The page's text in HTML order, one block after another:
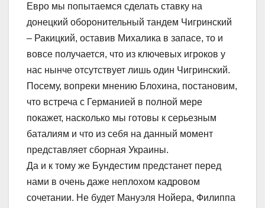
Евро мы попытаемся сделать ставку на
донецкий оборонительный тандем Чигринский
– Ракицкий, оставив Михалика в запасе, то и
вовсе получается, что из ключевых игроков у
нас нынче отсутствует лишь один Чигринский.
Посему, вопреки мнению Блохина, постановим,
что встреча с Германией в полной мере
покажет, насколько мы готовы к серьезным
баталиям и что из себя на данный момент
представляет сборная Украины.
Да и к тому же Бундестим предстанет перед
нами в очень даже неплохом кадровом
сочетании. Не будет Мануэля Нойера, Филиппа